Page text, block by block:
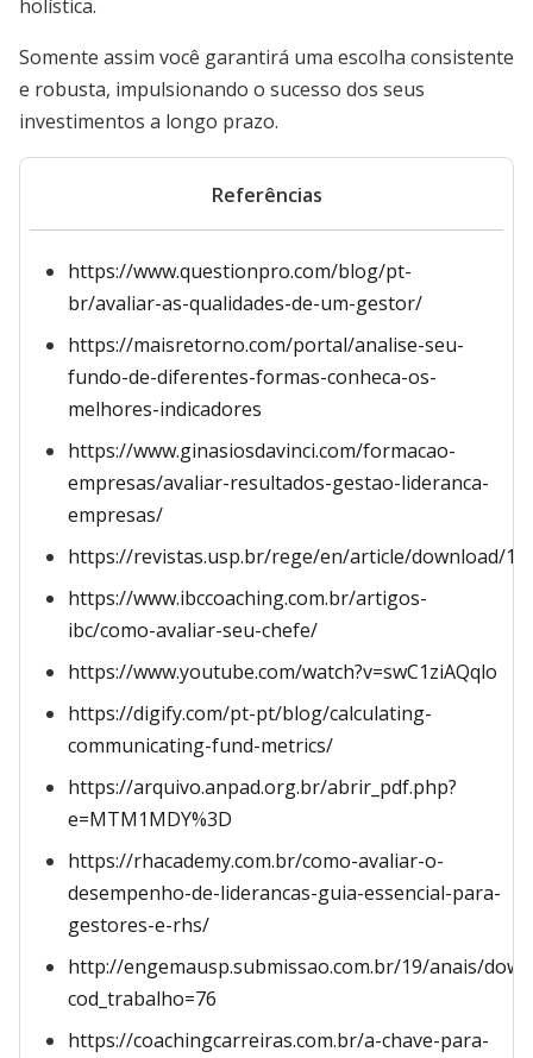
holística.
Somente assim você garantirá uma escolha consistente
e robusta, impulsionando o sucesso dos seus
investimentos a longo prazo.
Referências
https://www.questionpro.com/blog/pt-
br/avaliar-as-qualidades-de-um-gestor/
https://maisretorno.com/portal/analise-seu-
fundo-de-diferentes-formas-conheca-os-
melhores-indicadores
https://www.ginasiosdavinci.com/formacao-
empresas/avaliar-resultados-gestao-lideranca-
empresas/
https://revistas.usp.br/rege/en/article/download/
https://www.ibccoaching.com.br/artigos-
ibc/como-avaliar-seu-chefe/
https://www.youtube.com/watch?v=swC1ziAQqlo
https://digify.com/pt-pt/blog/calculating-
communicating-fund-metrics/
https://arquivo.anpad.org.br/abrir_pdf.php?
e=MTM1MDY%3D
https://rhacademy.com.br/como-avaliar-o-
desempenho-de-liderancas-guia-essencial-para-
gestores-e-rhs/
http://engemausp.submissao.com.br/19/anais/
cod_trabalho=76
https://coachingcarreiras.com.br/a-chave-para-